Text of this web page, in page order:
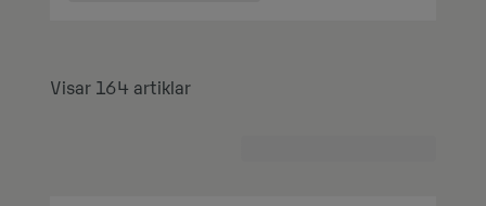
Visar 164 artiklar